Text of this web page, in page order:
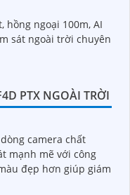
hồng ngoại 100m, AI
sát ngoài trời chuyên
PTX NGOÀI TRỜI
dòng camera chất
mạnh mẽ với công
đẹp hơn giúp giám